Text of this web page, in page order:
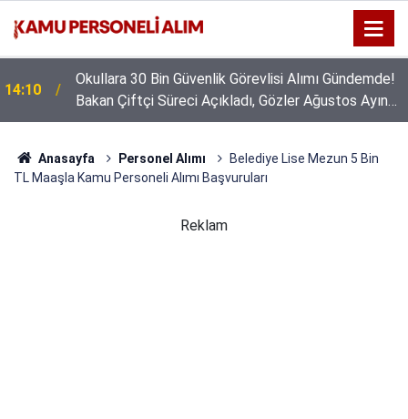
16:44
GSB 600 Personel Alımında Başvuru Süresi Doluyor:
Son Gün Yarın
Anasayfa Personel Alımı
Belediye Lise Mezun 5 Bin
TL Maaşla Kamu Personeli Alımı Başvuruları
Reklam